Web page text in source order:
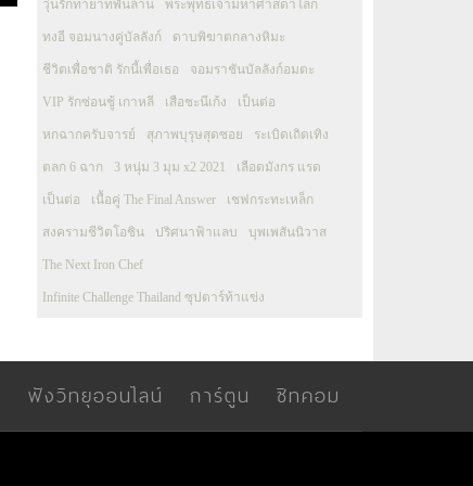
วุ่นรักทายาทพันล้าน พระพุทธเจ้ามหาศาสดาโลก
ทงอี จอมนางคู่บัลลังก์ ดาบพิฆาตกลางหิมะ
ชีวิตเพื่อชาติ รักนี้เพื่อเธอ จอมราชันบัลลังก์อมตะ
VIP รักซ่อนชู้ เกาหลี เสือชะนีเก้ง เป็นต่อ
หกฉากครับจารย์ สุภาพบุรุษสุดซอย ระเบิดเถิดเทิง
ตลก 6 ฉาก 3 หนุ่ม 3 มุม x2 2021 เลือดมังกร แรด
เป็นต่อ เนื้อคู่ The Final Answer เชฟกระทะเหล็ก
สงครามชีวิตโอชิน ปริศนาฟ้าแลบ บุพเพสันนิวาส
The Next Iron Chef
Infinite Challenge Thailand ซุปตาร์ท้าแข่ง
ฟังวิทยุออนไลน์ การ์ตูน ซิทคอม